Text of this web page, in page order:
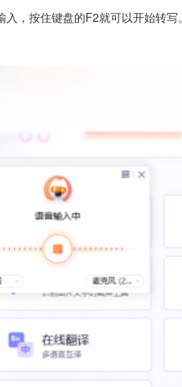
，按住键盘的F2就可以开始转写。